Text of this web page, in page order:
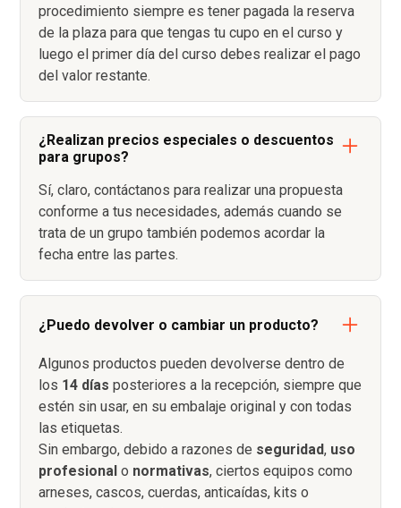
procedimiento siempre es tener pagada la reserva
de la plaza para que tengas tu cupo en el curso y
luego el primer día del curso debes realizar el pago
del valor restante.
¿Realizan precios especiales o descuentos
para grupos?
Sí, claro, contáctanos para realizar una propuesta
conforme a tus necesidades, además cuando se
trata de un grupo también podemos acordar la
fecha entre las partes.
¿Puedo devolver o cambiar un producto?
Algunos productos pueden devolverse dentro de
los 14 días posteriores a la recepción, siempre que
estén sin usar, en su embalaje original y con todas
las etiquetas.
Sin embargo, debido a razones de seguridad, uso
profesional o normativas, ciertos equipos como
arneses, cascos, cuerdas, anticaídas, kits o